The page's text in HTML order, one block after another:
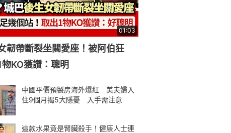
01:03
韌帶斷裂坐關愛座！被阿伯狂
KO獲讚：聰明
中國平價預製房海外爆紅 美夫婦入
住9個月揭5大隱憂 入手需注意
這款水果竟是腎臟殺手！健康人士連